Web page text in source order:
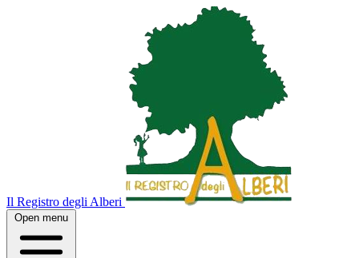
Il Registro degli Alberi
Open menu